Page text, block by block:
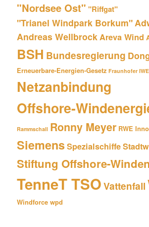
"Nordsee Ost" "Riffgat"
"Trianel Windpark Borkum"
Andreas WellbrockAreva Wind
BSH Bundesregierung
Erneuerbare-Energien-Gesetz Fraunhofer
Netzanbindung
Offshore-
Rammschall Ronny Meyer RWE
Siemens Spezialschiffe
Stiftung Offshore-
TenneT TSOVattenfall
Windforce wpd